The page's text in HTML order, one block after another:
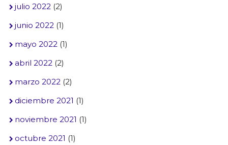
julio 2022(2)
junio 2022(1)
mayo 2022(1)
abril 2022(2)
marzo 2022(2)
diciembre 2021 (1)
noviembre 2021 (1)
octubre 2021 (1)